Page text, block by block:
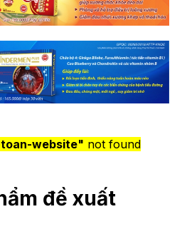
website" not found
đề xuất